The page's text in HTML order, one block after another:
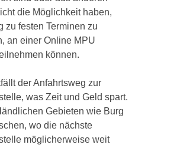
die Möglichkeit haben,
zu festen Terminen zu
an einer Online MPU
können.
der Anfahrtsweg zur
was Zeit und Geld spart.
Gebieten wie Burg
wo die nächste
möglicherweise weit